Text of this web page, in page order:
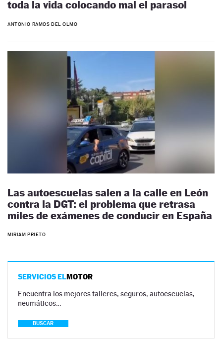
toda la vida colocando mal el parasol
ANTONIO RAMOS DEL OLMO
Las autoescuelas salen a la calle en León
contra la DGT: el problema que retrasa
miles de exámenes de conducir en España
MIRIAM PRIETO
SERVICIOS ELMOTOR
Encuentra los mejores talleres, seguros, autoescuelas,
neumáticos…
BUSCAR